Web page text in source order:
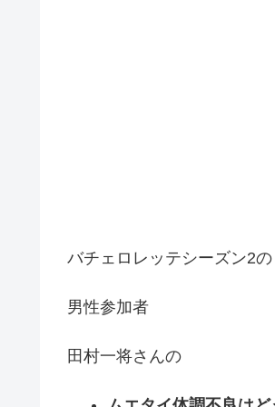
バチェロレッテシーズン2の
男性参加者
田村一将さんの